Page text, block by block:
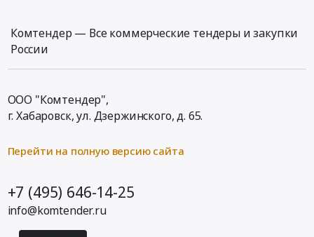
Комтендер — Все коммерческие тендеры и закупки
России
ООО "Комтендер",
г. Хабаровск,ул. Дзержинского, д. 65.
Перейти на полную версию сайта
+7 (495) 646-14-25
info@komtender.ru